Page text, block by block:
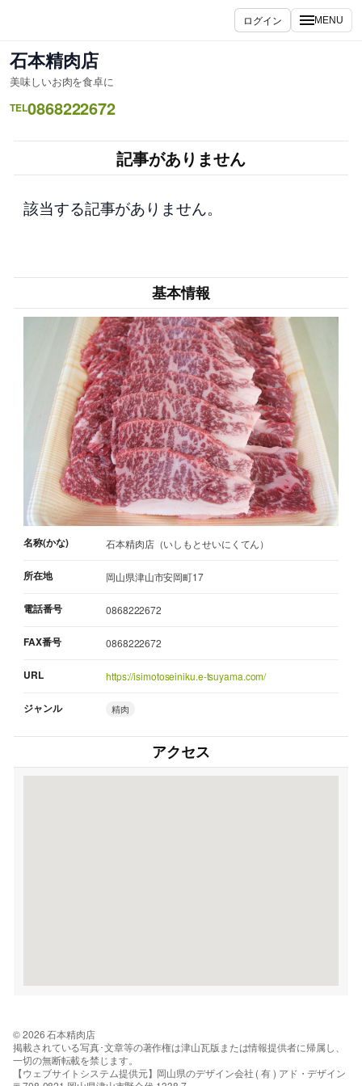
を
ス
キ
ッ
ログイン MENU
石本精肉店
美味しいお肉を食卓に
TEL0868222672
記事がありません
該当する記事がありません。
基本情報
名称(かな) 石本精肉店（いしもとせいにくてん）
所在地 岡山県津山市安岡町17
電話番号 0868222672
FAX番号 0868222672
URL https://isimotoseiniku.e-tsuyama.com/
ジャンル 精肉
アクセス
© 2026 石本精肉店
掲載されている写真･文章等の著作権は津山瓦版または情報提供者に帰属し、
一切の無断転載を禁じます。
【ウェブサイトシステム提供元】岡山県のデザイン会社 ( 有 ) アド・デザイン